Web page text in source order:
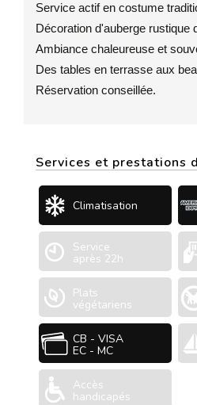
Service actif en costume
Décoration d'auberge rustique
Ambiance chaleureuse et
Des tables en terrasse aux
Réservation conseillée.
Services et prestations
Climatisation
Service
après 22h
Plats
végétariens
CB - VISA
EC - MC
Accès
handicapés